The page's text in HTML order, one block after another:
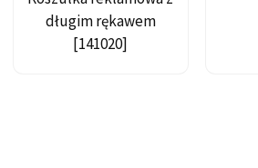
długim rękawem
[141020]